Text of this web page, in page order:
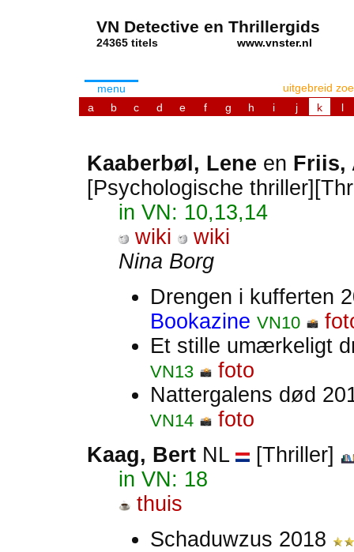
VN Detective en Thrillergids
24365 titels www.vnster.nl
menu
uitgebreid
a
b c d e f g h i j k l
Kaaberbøl, Lene en Friis,
[Psychologische
in VN: 10,13,14
wiki
wiki
Nina Borg
Drengen i kufferten
Bookazine VN10
Et stille umærkeligt
VN13
foto
Nattergalens død
VN14
foto
Kaag, Bert NL
[Thriller]
in VN: 18
thuis
Schaduwzus 2018